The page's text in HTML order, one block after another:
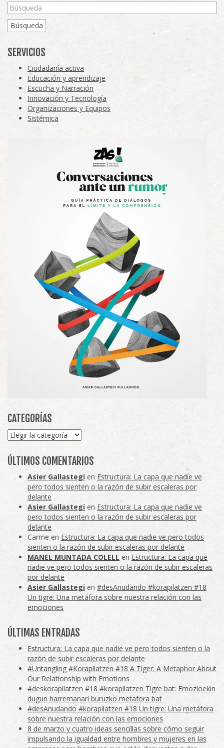
Búsqueda
SERVICIOS
Ciudadanía activa
Educación y aprendizaje
Escucha y Narración
Innovación y Tecnología
Organizaciones y Equipos
Sistémica
CATEGORÍAS
Categorías
ÚLTIMOS COMENTARIOS
Asier Gallastegi en Estructura: La capa que nadie ve
pero todos sienten o la razón de subir escaleras por
delante
Asier Gallastegi en Estructura: La capa que nadie ve
pero todos sienten o la razón de subir escaleras por
delante
Carme en Estructura: La capa que nadie ve pero todos
sienten o la razón de subir escaleras por delante
MANEL MUNTADA COLELL en Estructura: La capa que
nadie ve pero todos sienten o la razón de subir escaleras
por delante
Asier Gallastegi en #desAnudando #korapilatzen #18
Un tigre: Una metáfora sobre nuestra relación con las
emociones
ÚLTIMAS ENTRADAS
Estructura: La capa que nadie ve pero todos sienten o la
razón de subir escaleras por delante
#Untangling #Korapilatzen #18 A Tiger: A Metaphor About
Our Relationship with Emotions
#deskorapilatzen #18 #korapilatzen Tigre bat: Emozioekin
dugun harremanari buruzko metafora bat
#desAnudando #korapilatzen #18 Un tigre: Una metáfora
sobre nuestra relación con las emociones
8 de marzo y cuatro ideas sencillas sobre cómo seguir
impulsando la igualdad entre hombres y mujeres en las